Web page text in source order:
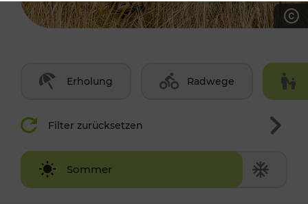
Erholung Radwege
Filter zurücksetzen
Sommer
Winter